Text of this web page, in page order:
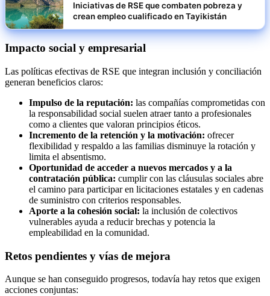
Iniciativas de RSE que combaten pobreza y
crean empleo cualificado en Tayikistán
Impacto social y empresarial
Las políticas efectivas de RSE que integran inclusión y conciliación
generan beneficios claros:
Impulso de la reputación: las compañías comprometidas con
la responsabilidad social suelen atraer tanto a profesionales
como a clientes que valoran principios éticos.
Incremento de la retención y la motivación: ofrecer
flexibilidad y respaldo a las familias disminuye la rotación y
limita el absentismo.
Oportunidad de acceder a nuevos mercados y a la
contratación pública: cumplir con las cláusulas sociales abre
el camino para participar en licitaciones estatales y en cadenas
de suministro con criterios responsables.
Aporte a la cohesión social: la inclusión de colectivos
vulnerables ayuda a reducir brechas y potencia la
empleabilidad en la comunidad.
Retos pendientes y vías de mejora
Aunque se han conseguido progresos, todavía hay retos que exigen
acciones conjuntas: